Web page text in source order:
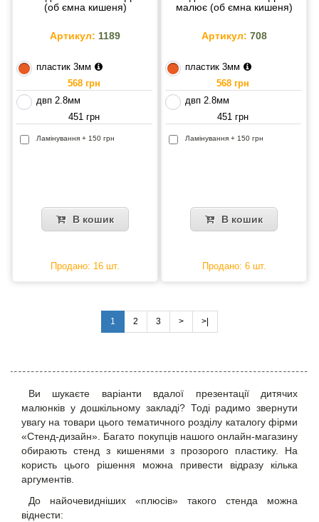
(об ємна кишеня)
Артикул: 1189
пластик 3мм
568 грн
двп 2.8мм
451 грн
Ламінування + 150 грн
В кошик
Продано: 16 шт.
малює (об ємна кишеня)
Артикул: 708
пластик 3мм
568 грн
двп 2.8мм
451 грн
Ламінування + 150 грн
В кошик
Продано: 6 шт.
1 2 3 > >|
Ви шукаєте варіанти вдалої презентації дитячих
малюнків у дошкільному закладі? Тоді радимо звернути
увагу на товари цього тематичного розділу каталогу фірми
«Стенд-дизайн». Багато покупців нашого онлайн-магазину
обирають стенд з кишенями з прозорого пластику. На
користь цього рішення можна привести відразу кілька
аргументів.
До найочевидніших «плюсів» такого стенда можна
віднести: